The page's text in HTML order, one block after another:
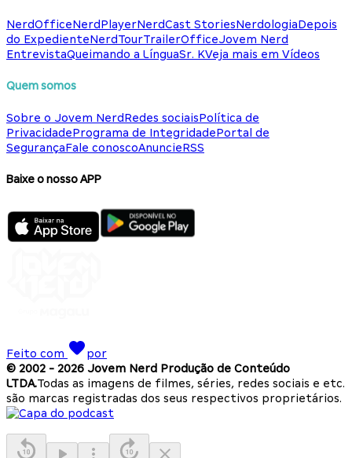
NerdOfficeNerdPlayerNerdCast StoriesNerdologiaDepois
do ExpedienteNerdTourTrailerOfficeJovem Nerd
EntrevistaQueimando a LínguaSr. KVeja mais em Vídeos
Quem somos
Sobre o Jovem NerdRedes sociaisPolítica de
PrivacidadePrograma de IntegridadePortal de
SegurançaFale conoscoAnuncieRSS
Baixe o nosso APP
Feito com
por
© 2002 - 2026 Jovem Nerd Produção de Conteúdo
LTDA.Todas as imagens de filmes, séries, redes sociais e etc.
são marcas registradas dos seus respectivos proprietários.